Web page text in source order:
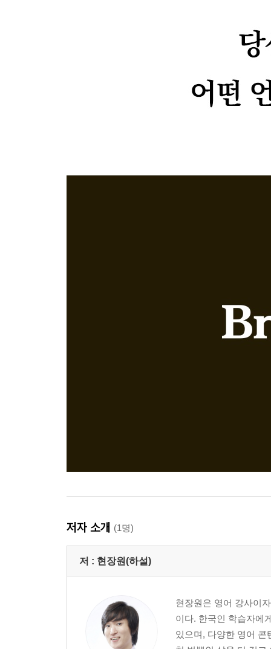
저자 소개 (1명)
저 : 현장원(하설)
현장원은 영어 강사이
이다. 한국인 학습자에
있으며, 다양한 영어 콘